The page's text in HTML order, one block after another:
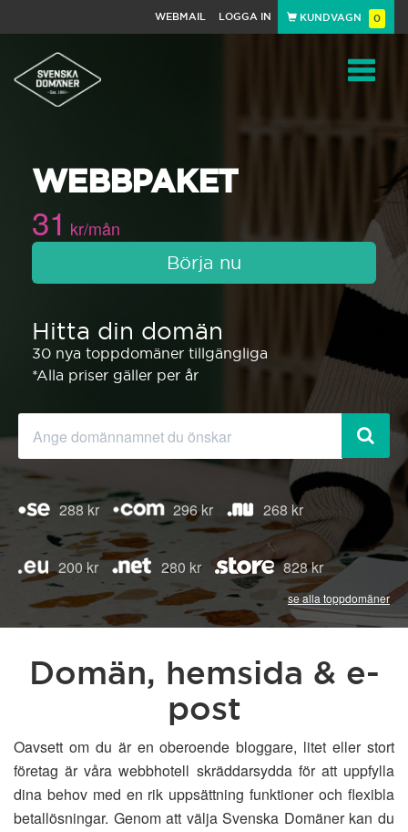
WEBMAIL LOGGA IN KUNDVAGN 0
Toggle
WEBBPAKET
31 kr/mån
Börja nu
Hitta din domän
30 nya toppdomäner tillgängliga
*Alla priser gäller per år
288 kr 296 kr 268 kr
200 kr 280 kr 828 kr
se alla toppdomäner
Domän, hemsida & e-
post
Oavsett om du är en oberoende bloggare, litet eller stort
företag är våra webbhotell skräddarsydda för att uppfylla
dina behov med en rik uppsättning funktioner och flexibla
betallösningar. Genom att välja Svenska Domäner kan du